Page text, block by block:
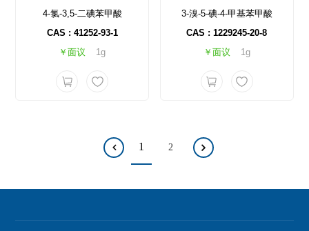
4-氯-3,5-二碘苯甲酸
CAS : 41252-93-1
￥面议
1g
3-溴-5-碘-4-甲基苯甲酸
CAS : 1229245-20-8
￥面议
1g
1 2